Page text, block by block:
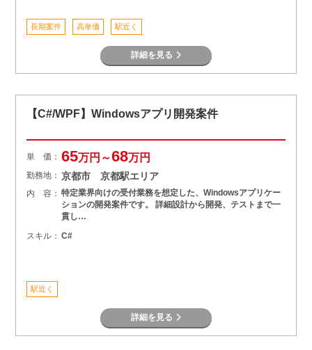
長期案件 高単価 駅近く
詳細を見る
【C#/WPF】Windowsアプリ開発案件
単 価： 65万円～68万円
勤務地： 京都市 京都駅エリア
内 容： 特定業界向けの受付業務を想定した、Windowsアプリケー
ションの開発案件です。 詳細設計から開発、テストまで一
貫し…
スキル： C#
駅近く
詳細を見る